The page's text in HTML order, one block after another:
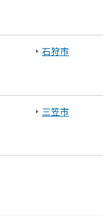
石狩市
三笠市